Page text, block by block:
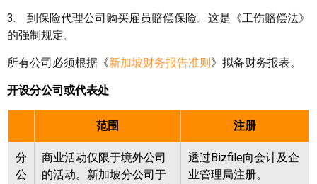
3. 到保险代理公司购买雇员赔偿保险。这是《工伤赔偿法》
的强制规定。
所有公司必须根据《新加坡财务报告准则》拟备财务报表。
开设分公司或代表处
范围 注册
分
公
商业活动仅限于境外公司
的活动。新加坡分公司于
透过Bizfile向会计及企
业管理局注册。